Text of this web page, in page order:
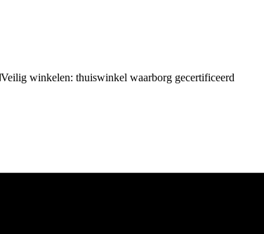
Veilig winkelen: thuiswinkel waarborg gecertificeerd